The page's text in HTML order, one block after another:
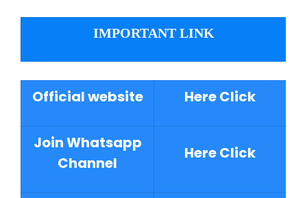
IMPORTANT LINK
Official website Here Click
Join Whatsapp
Channel
Here Click